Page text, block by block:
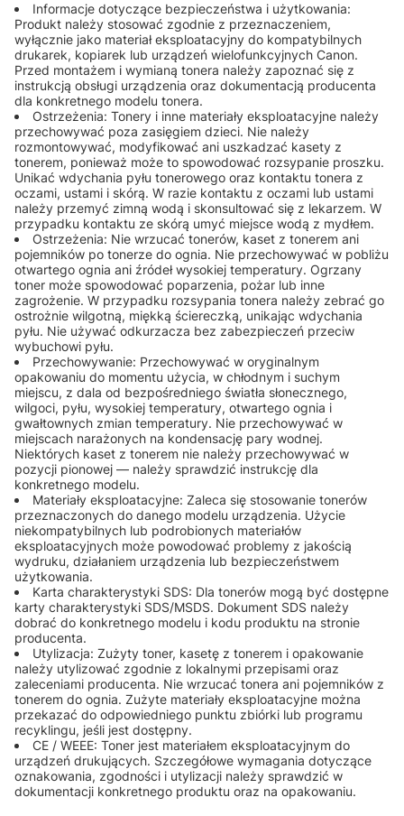
Informacje dotyczące bezpieczeństwa i użytkowania:
Produkt należy stosować zgodnie z przeznaczeniem,
wyłącznie jako materiał eksploatacyjny do kompatybilnych
drukarek, kopiarek lub urządzeń wielofunkcyjnych Canon.
Przed montażem i wymianą tonera należy zapoznać się z
instrukcją obsługi urządzenia oraz dokumentacją producenta
dla konkretnego modelu tonera.
Ostrzeżenia: Tonery i inne materiały eksploatacyjne należy
przechowywać poza zasięgiem dzieci. Nie należy
rozmontowywać, modyfikować ani uszkadzać kasety z
tonerem, ponieważ może to spowodować rozsypanie proszku.
Unikać wdychania pyłu tonerowego oraz kontaktu tonera z
oczami, ustami i skórą. W razie kontaktu z oczami lub ustami
należy przemyć zimną wodą i skonsultować się z lekarzem. W
przypadku kontaktu ze skórą umyć miejsce wodą z mydłem.
Ostrzeżenia: Nie wrzucać tonerów, kaset z tonerem ani
pojemników po tonerze do ognia. Nie przechowywać w pobliżu
otwartego ognia ani źródeł wysokiej temperatury. Ogrzany
toner może spowodować poparzenia, pożar lub inne
zagrożenie. W przypadku rozsypania tonera należy zebrać go
ostrożnie wilgotną, miękką ściereczką, unikając wdychania
pyłu. Nie używać odkurzacza bez zabezpieczeń przeciw
wybuchowi pyłu.
Przechowywanie: Przechowywać w oryginalnym
opakowaniu do momentu użycia, w chłodnym i suchym
miejscu, z dala od bezpośredniego światła słonecznego,
wilgoci, pyłu, wysokiej temperatury, otwartego ognia i
gwałtownych zmian temperatury. Nie przechowywać w
miejscach narażonych na kondensację pary wodnej.
Niektórych kaset z tonerem nie należy przechowywać w
pozycji pionowej — należy sprawdzić instrukcję dla
konkretnego modelu.
Materiały eksploatacyjne: Zaleca się stosowanie tonerów
przeznaczonych do danego modelu urządzenia. Użycie
niekompatybilnych lub podrobionych materiałów
eksploatacyjnych może powodować problemy z jakością
wydruku, działaniem urządzenia lub bezpieczeństwem
użytkowania.
Karta charakterystyki SDS: Dla tonerów mogą być dostępne
karty charakterystyki SDS/MSDS. Dokument SDS należy
dobrać do konkretnego modelu i kodu produktu na stronie
producenta.
Utylizacja: Zużyty toner, kasetę z tonerem i opakowanie
należy utylizować zgodnie z lokalnymi przepisami oraz
zaleceniami producenta. Nie wrzucać tonera ani pojemników z
tonerem do ognia. Zużyte materiały eksploatacyjne można
przekazać do odpowiedniego punktu zbiórki lub programu
recyklingu, jeśli jest dostępny.
CE / WEEE: Toner jest materiałem eksploatacyjnym do
urządzeń drukujących. Szczegółowe wymagania dotyczące
oznakowania, zgodności i utylizacji należy sprawdzić w
dokumentacji konkretnego produktu oraz na opakowaniu.